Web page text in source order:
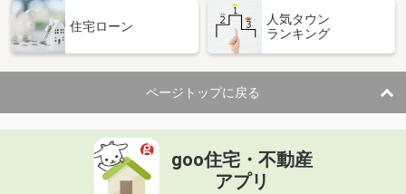
住宅ローン
人気タウン
ランキング
ページトップに戻る
goo住宅・不動産
アプリ